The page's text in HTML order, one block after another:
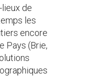
de
les
encore
Pays (Brie,